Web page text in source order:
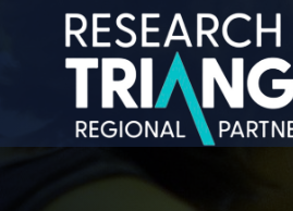
跳至内容